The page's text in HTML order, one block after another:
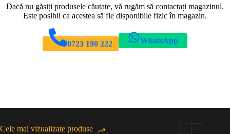
Dacă nu găsiți produsele căutate, vă rugăm să contactați magazinul.
Este posibil ca acestea să fie disponibile fizic în magazin.
0723 190 222 WhatsApp
Cele mai vizualizate produse